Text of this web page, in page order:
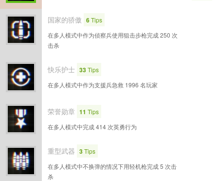
国家的骄傲 6Tips
在多人模式中作为侦察兵使用狙击步枪完成 250 次
击杀
快乐护士 33Tips
在多人模式中作为支援兵急救 1996 名玩家
荣誉勋章 11 Tips
在多人模式中完成 414 次英勇行为
重型武器 3Tips
在多人模式中不换弹的情况下用轻机枪完成 5 次击
杀